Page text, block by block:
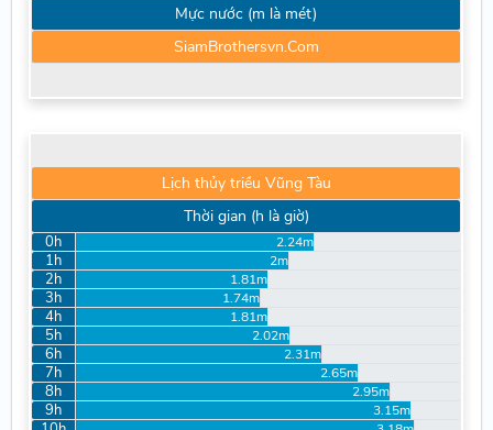
Mực nước (m là mét)
SiamBrothersvn.Com
Lịch thủy triều Vũng Tàu
Thời gian (h là giờ)
0h 2.24m
1h 2m
2h 1.81m
3h 1.74m
4h 1.81m
5h 2.02m
6h 2.31m
7h 2.65m
8h 2.95m
9h 3.15m